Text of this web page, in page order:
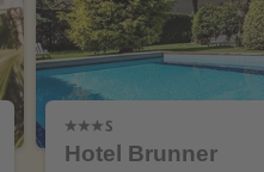
Hotel Brunner